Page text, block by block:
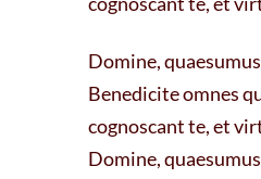
Domine,
Benedicite omnes
cognoscant te, et
Domine,